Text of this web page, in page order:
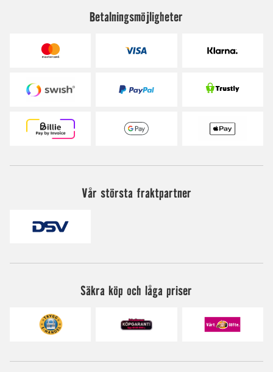
Betalningsmöjligheter
Vår största fraktpartner
Säkra köp och låga priser